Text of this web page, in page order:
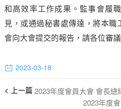
和高效率工作成果。監事會履
見，或通過秘書處傳達，將本
會向大會提交的報告，請各位審
2023-03-18